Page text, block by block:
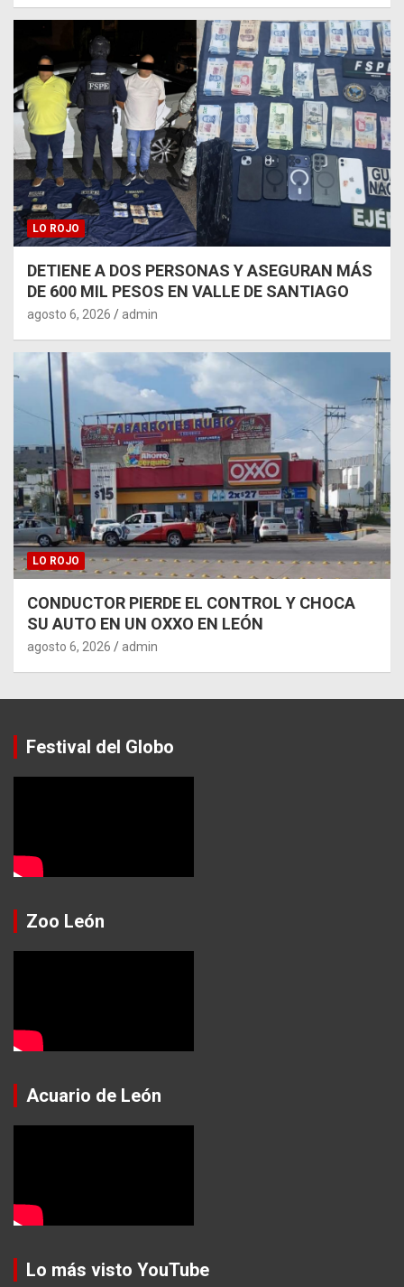
LO ROJO
DETIENE A DOS PERSONAS Y ASEGURAN MÁS
DE 600 MIL PESOS EN VALLE DE SANTIAGO
agosto 6, 2026 admin
LO ROJO
CONDUCTOR PIERDE EL CONTROL Y CHOCA
SU AUTO EN UN OXXO EN LEÓN
agosto 6, 2026 admin
Festival del Globo
Zoo León
Acuario de León
Lo más visto YouTube